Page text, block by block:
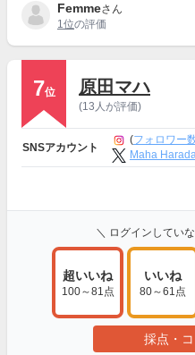
Femmeさん
1位の評価
7位 原田マハ
(13人が評価)
SNSアカウント
(フォロワー
Maha
＼ ログインしてい
超いいね
100～81点
いいね
80～61点
採点・